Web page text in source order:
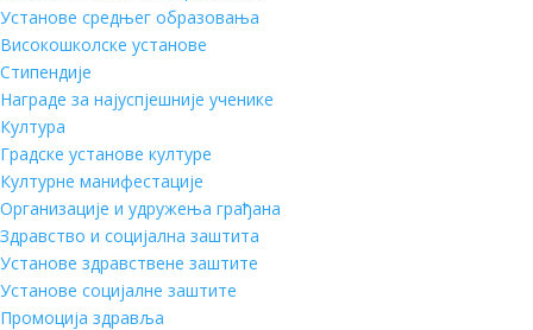
Установе средњег образовања
Високошколске установе
Стипендије
Награде за најуспјешније ученике
Култура
Градске установе културе
Културне манифестације
Организације и удружења грађана
Здравство и социјална заштита
Установе здравствене заштите
Установе социјалне заштите
Промоција здравља